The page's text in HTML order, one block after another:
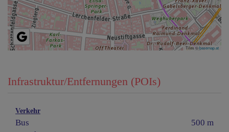
Tiles ©basemap.at
Infrastruktur/Entfernungen (POIs)
Verkehr
Bus
500 m